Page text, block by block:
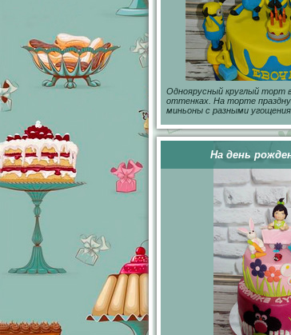
Одноярусный круглый торт
оттенках. На торте
миньоны с разными
На день